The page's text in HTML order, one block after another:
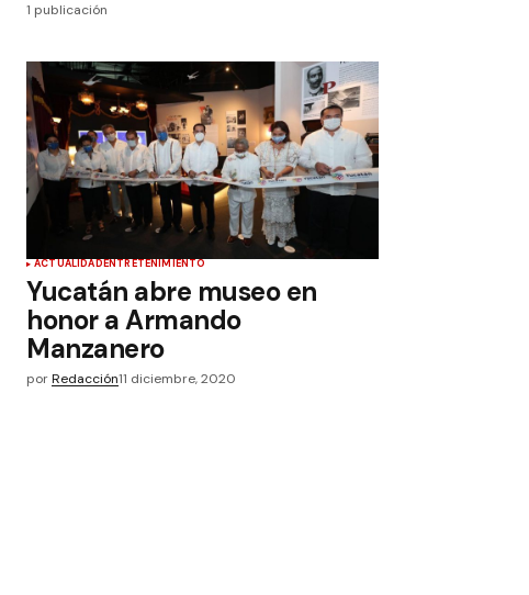
1 publicación
ACTUALIDADENTRETENIMIENTO
Yucatán abre museo en
honor a Armando
Manzanero
porRedacción11 diciembre, 2020